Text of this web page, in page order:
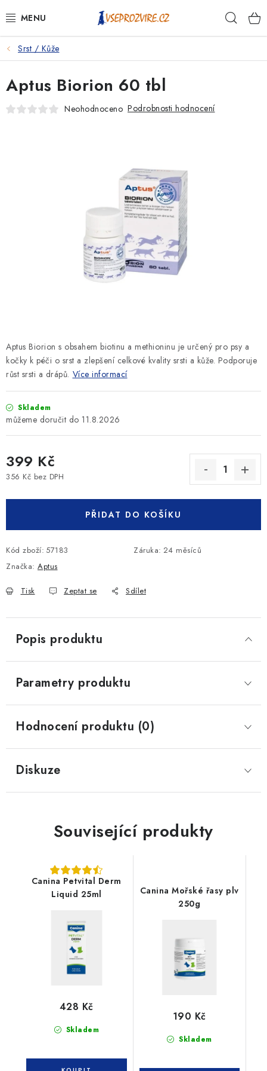
na
PSI
KOČKY
KONĚ
KRÁLÍCI/HLODAVCI/PTÁCI
Podmínky ochrany osobních údajů
Srst / Kůže
Aptus Biorion s obsahem biotinu a methioninu je určený pro psy a
kočky k péči o srst a zlepšení celkové kvality srsti a kůže. Podporuje
růst srsti a drápů. Více informací
Skladem
11.8.2026
399 Kč
356 Kč bez DPH
PŘIDAT DO KOŠÍKU
Kód zboží: 57183 Záruka: 24 měsíců
Značka: Aptus
Tisk Zeptat se Sdílet
Aptus Biorion 60 tbl
Neohodnoceno Podrobnosti hodnocení
Popis produktu
Parametry produktu
Hodnocení produktu (0)
Diskuze
Související produkty
Canina Petvital Derm
Liquid 25ml
Skladem
428 Kč
Canina Mořské řasy plv
250g
Skladem
190 Kč